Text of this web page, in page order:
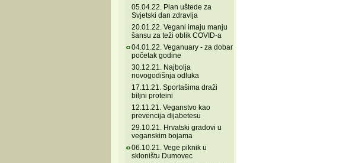
05.04.22. Plan uštede za
Svjetski dan zdravlja
20.01.22. Vegani imaju manju
šansu za teži oblik COVID-a
04.01.22. Veganuary - za dobar
početak godine
30.12.21. Najbolja
novogodišnja odluka
17.11.21. Sportašima draži
biljni proteini
12.11.21. Veganstvo kao
prevencija dijabetesu
29.10.21. Hrvatski gradovi u
veganskim bojama
06.10.21. Vege piknik u
skloništu Dumovec